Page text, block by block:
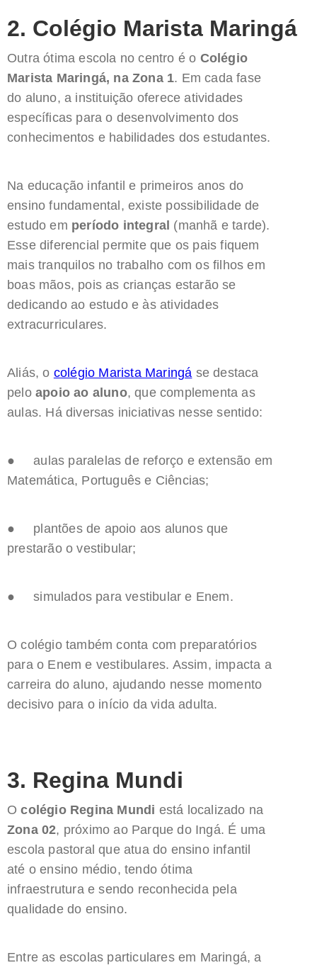
2. Colégio Marista Maringá
Outra ótima escola no centro é o Colégio
Marista Maringá, na Zona 1. Em cada fase
do aluno, a instituição oferece atividades
específicas para o desenvolvimento dos
conhecimentos e habilidades dos estudantes.
Na educação infantil e primeiros anos do
ensino fundamental, existe possibilidade de
estudo em período integral (manhã e tarde).
Esse diferencial permite que os pais fiquem
mais tranquilos no trabalho com os filhos em
boas mãos, pois as crianças estarão se
dedicando ao estudo e às atividades
extracurriculares.
Aliás, o colégio Marista Maringá se destaca
pelo apoio ao aluno, que complementa as
aulas. Há diversas iniciativas nesse sentido:
● aulas paralelas de reforço e extensão em
Matemática, Português e Ciências;
● plantões de apoio aos alunos que
prestarão o vestibular;
● simulados para vestibular e Enem.
O colégio também conta com preparatórios
para o Enem e vestibulares. Assim, impacta a
carreira do aluno, ajudando nesse momento
decisivo para o início da vida adulta.
3. Regina Mundi
O colégio Regina Mundi está localizado na
Zona 02, próximo ao Parque do Ingá. É uma
escola pastoral que atua do ensino infantil
até o ensino médio, tendo ótima
infraestrutura e sendo reconhecida pela
qualidade do ensino.
Entre as escolas particulares em Maringá, a